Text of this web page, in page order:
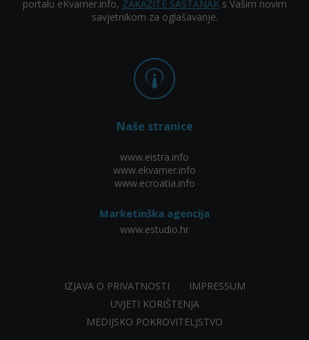
portalu eKvarner.info, ZAKAŽITE SASTANAKs Vašim novim
savjetnikom za oglašavanje.
Naše stranice
www.eistra.info
www.ekvarner.info
www.ecroatia.info
Marketinška agencija
www.estudio.hr
IZJAVA O PRIVATNOSTI
IMPRESSUM
UVJETI KORIŠTENJA
MEDIJSKO POKROVITELJSTVO